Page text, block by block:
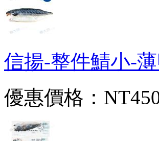
信揚-整件鯖小-
優惠價格：